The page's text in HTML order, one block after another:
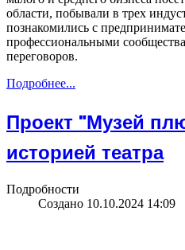
области, побывали в трех
познакомились с
профессиональными
переговоров.
Подробнее...
Проект "Музей
историей театра
Подробности
Создано 10.10.2024 14:09